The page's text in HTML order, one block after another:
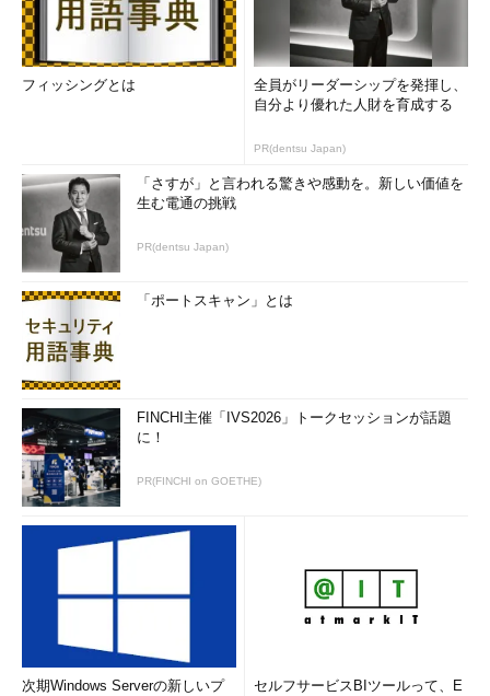
フィッシングとは
全員がリーダーシップを発揮し、
自分より優れた人財を育成する
PR(dentsu Japan)
「さすが」と言われる驚きや感動を。新しい価値を
生む電通の挑戦
PR(dentsu Japan)
「ポートスキャン」とは
FINCHI主催「IVS2026」トークセッションが話題
に！
PR(FINCHI on GOETHE)
次期Windows Serverの新しいプ
セルフサービスBIツールって、E